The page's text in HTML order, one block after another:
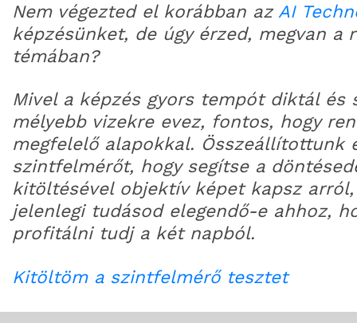
Nem végezted el korábban azAI
képzésünket, de úgy érzed, megvan a
témában?
Mivel a képzés gyors tempót diktál és
mélyebb vizekre evez, fontos, hogy
megfelelő alapokkal. Összeállítottunk
szintfelmérőt, hogy segítse a
kitöltésével objektív képet kapsz arról,
jelenlegi tudásod elegendő-e ahhoz,
profitálni tudj a két napból.
Kitöltöm a szintfelmérő tesztet